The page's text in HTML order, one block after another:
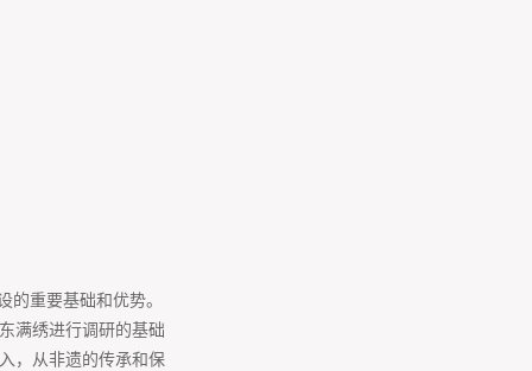
重要基础和优势。
满绣进行调研的基础
，从非遗的传承和保